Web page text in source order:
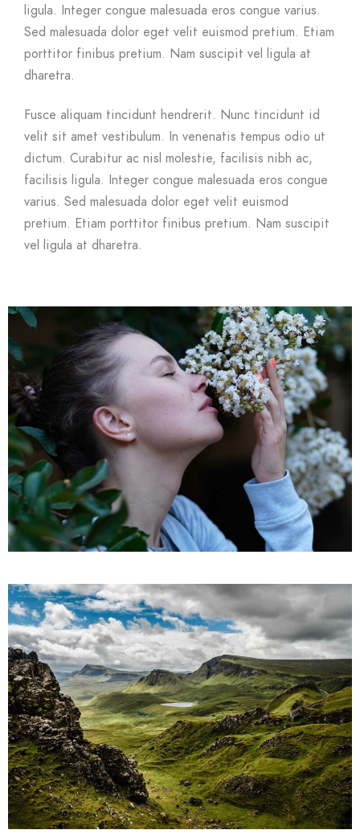
ligula. Integer congue malesuada eros congue varius.
Sed malesuada dolor eget velit euismod pretium. Etiam
porttitor finibus pretium. Nam suscipit vel ligula at
dharetra.
Fusce aliquam tincidunt hendrerit. Nunc tincidunt id
velit sit amet vestibulum. In venenatis tempus odio ut
dictum. Curabitur ac nisl molestie, facilisis nibh ac,
facilisis ligula. Integer congue malesuada eros congue
varius. Sed malesuada dolor eget velit euismod
pretium. Etiam porttitor finibus pretium. Nam suscipit
vel ligula at dharetra.